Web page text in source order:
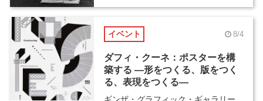
イベント 8/4
ダフィ・クーネ：ポスターを構
築する ―形をつくる、版をつく
る、表現をつくる―